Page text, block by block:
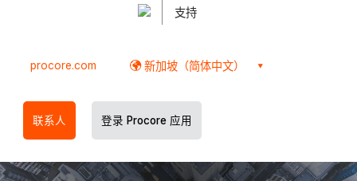
支持
procore.com 新加坡（简体中文）
联系人 登录 Procore 应用